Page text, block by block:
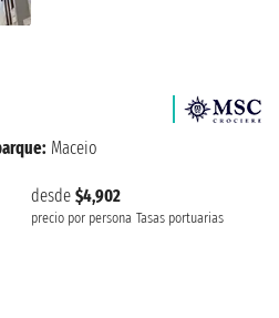
desde $4,902
precio por persona Tasas portuarias
Maceio